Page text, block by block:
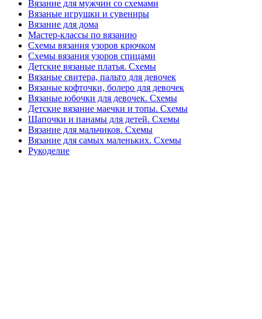
Вязание для мужчин со схемами
Вязаные игрушки и сувениры
Вязание для дома
Мастер-классы по вязанию
Схемы вязания узоров крючком
Схемы вязания узоров спицами
Детские вязаные платья. Схемы
Вязаные свитера, пальто для девочек
Вязаные кофточки, болеро для девочек
Вязаные юбочки для девочек. Схемы
Детские вязание маечки и топы. Схемы
Шапочки и панамы для детей. Схемы
Вязание для мальчиков. Схемы
Вязание для самых маленьких. Схемы
Рукоделие